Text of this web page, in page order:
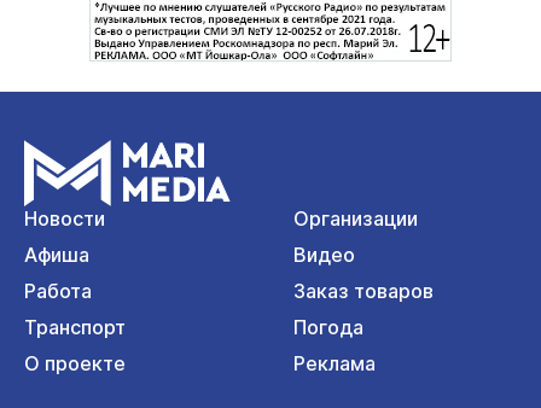
Новости
Организации
Афиша
Видео
Работа
Заказ товаров
Транспорт
Погода
О проекте
Реклама